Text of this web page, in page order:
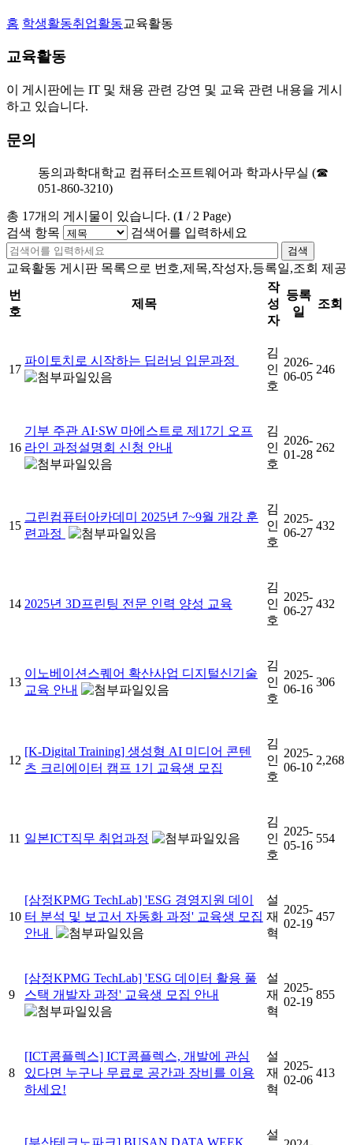
홈 학생활동취업활동교육활동
교육활동
이 게시판에는 IT 및 채용 관련 강연 및 교육 관련 내용을 게시
하고 있습니다.
문의
동의과학대학교 컴퓨터소프트웨어과 학과사무실 (☎
051-860-3210)
총 17개의 게시물이 있습니다. (1 /2 Page)
검색 항목
검색어를 입력하세요
검색
교육활동 게시판 목록으로 번호,제목,작성자,등록일,조회 제공
번
호
제목
작
성
자
등록
일
조회
17
파이토치로 시작하는 딥러닝 입문과정
김
인
호
2026-
06-05
246
16
기부 주관 AI·SW 마에스트로 제17기 오프
라인 과정설명회 신청 안내
김
인
호
2026-
01-28
262
15
그린컴퓨터아카데미 2025년 7~9월 개강 훈
련과정
김
인
호
2025-
06-27
432
14 2025년 3D프린팅 전문 인력 양성 교육
김
인
호
2025-
06-27
432
13
이노베이션스퀘어 확산사업 디지털신기술
교육 안내
김
인
호
2025-
06-16
306
12
[K-Digital Training] 생성형 AI 미디어 콘텐
츠 크리에이터 캠프 1기 교육생 모집
김
인
호
2025-
06-10
2,268
11 일본ICT직무 취업과정
김
인
호
2025-
05-16
554
10
[삼정KPMG TechLab] 'ESG 경영지원 데이
터 분석 및 보고서 자동화 과정' 교육생 모집
안내
설
재
혁
2025-
02-19
457
9
[삼정KPMG TechLab] 'ESG 데이터 활용 풀
스택 개발자 과정' 교육생 모집 안내
설
재
혁
2025-
02-19
855
8
[ICT콤플렉스] ICT콤플렉스, 개발에 관심
있다면 누구나 무료로 공간과 장비를 이용
하세요!
설
재
혁
2025-
02-06
413
설